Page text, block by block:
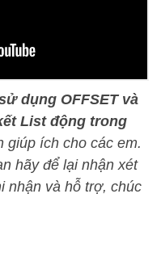
dụng OFFSET và
List động trong
giúp ích cho các em.
hãy để lại nhận xét
nhận và hỗ trợ, chúc